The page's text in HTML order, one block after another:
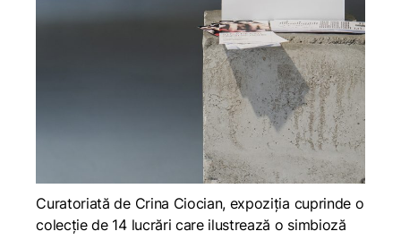
Curatoriată de Crina Ciocian, expoziția cuprinde o
colecție de 14 lucrări care ilustrează o simbioză